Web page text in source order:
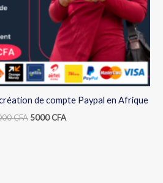
de compte Paypal en Afrique
CFA 5000CFA